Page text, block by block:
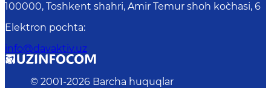
100000, Toshkent shahri, Amir Temur shoh ko`chasi, 6
Elektron pochta:
info@davaktiv.uz
© 2001-2026 Barcha huquqlar